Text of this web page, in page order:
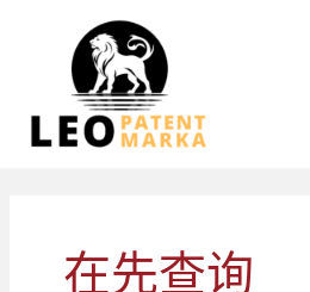
在先查询